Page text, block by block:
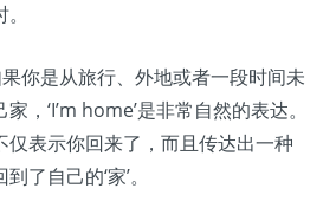
果你是从旅行、外地或者一段时间未
，‘I’m home’是非常自然的表达。
仅表示你回来了，而且传达出一种
了自己的‘家’。